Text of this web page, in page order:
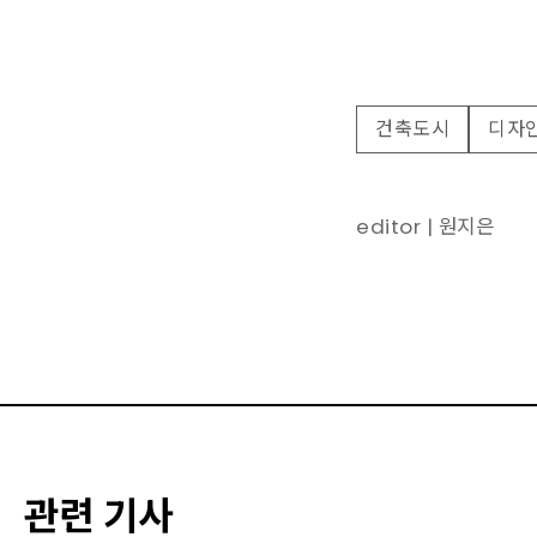
건축도시 디자
editor | 원지은
관련 기사